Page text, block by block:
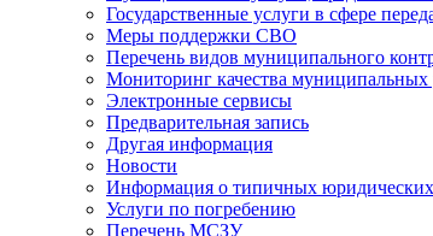
Государственные услуги в сфере
Меры поддержки СВО
Перечень видов муниципального
Мониторинг качества муниципальных
Электронные сервисы
Предварительная запись
Другая информация
Новости
Информация о типичных
Услуги по погребению
Перечень МСЗУ